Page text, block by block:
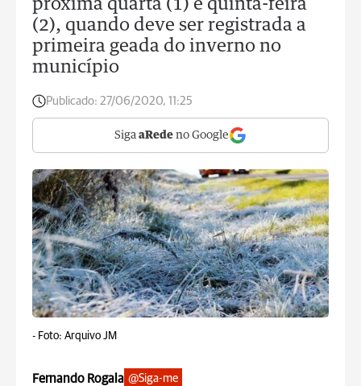
próxima quarta (1) e quinta-feira
(2), quando deve ser registrada a
primeira geada do inverno no
município
Publicado: 27/06/2020, 11:25
Siga aRede no Google
- Foto: Arquivo JM
Fernando Rogala @Siga-me